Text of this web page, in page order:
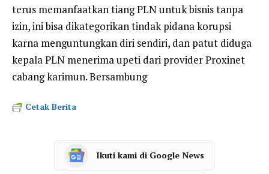
terus memanfaatkan tiang PLN untuk bisnis tanpa
izin, ini bisa dikategorikan tindak pidana korupsi
karna menguntungkan diri sendiri, dan patut diduga
kepala PLN menerima upeti dari provider Proxinet
cabang karimun. Bersambung
Cetak Berita
Ikuti kami di Google News